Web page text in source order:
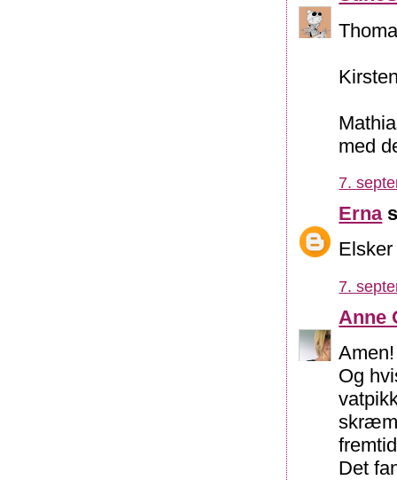
med
7.
Erna
7.
Anne
Amen!
Og
Det